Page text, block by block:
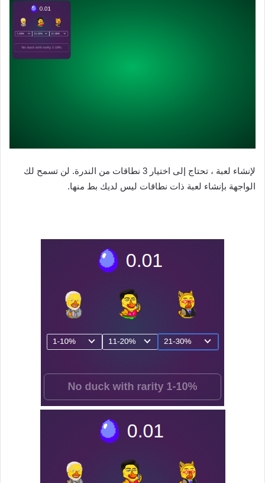
لإنشاء لعبة ، تحتاج إلى اختيار 3 نطاقات من الندرة. لن تسمح لك
الواجهة بإنشاء لعبة ذات نطاقات ليس لديك بط منها.‌‌